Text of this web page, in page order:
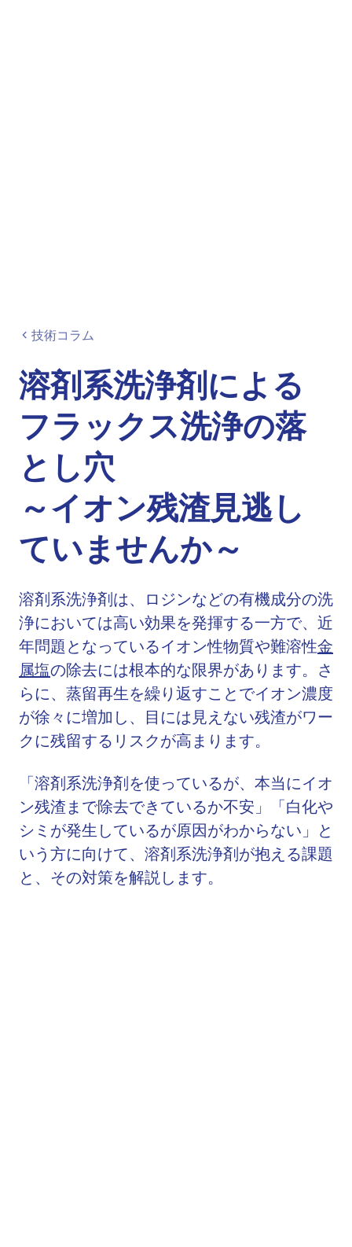
技術コラム
溶剤系洗浄剤による
フラックス洗浄の落
とし穴
～イオン残渣見逃し
ていませんか～
溶剤系洗浄剤は、ロジンなどの有機成分の洗
浄においては高い効果を発揮する一方で、近
年問題となっているイオン性物質や難溶性金
属塩の除去には根本的な限界があります。さ
らに、蒸留再生を繰り返すことでイオン濃度
が徐々に増加し、目には見えない残渣がワー
クに残留するリスクが高まります。
「溶剤系洗浄剤を使っているが、本当にイオ
ン残渣まで除去できているか不安」「白化や
シミが発生しているが原因がわからない」と
いう方に向けて、溶剤系洗浄剤が抱える課題
と、その対策を解説します。